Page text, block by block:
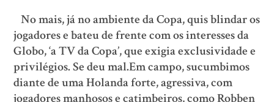
No mais, já no ambiente da Copa, quis blindar os
jogadores e bateu de frente com os interesses da
Globo, ‘a TV da Copa’, que exigia exclusividade e
privilégios. Se deu mal.Em campo, sucumbimos
diante de uma Holanda forte, agressiva, com
jogadores manhosos e catimbeiros, como Robben